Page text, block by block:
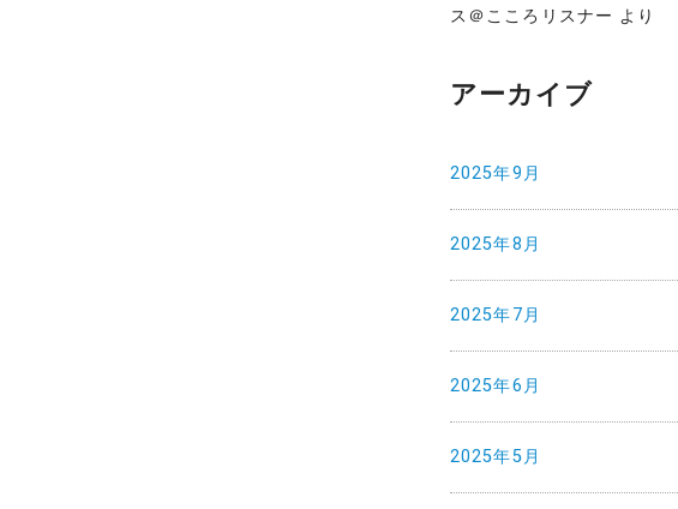
ス＠こころリスナー より
アーカイブ
2025年9月
2025年8月
2025年7月
2025年6月
2025年5月